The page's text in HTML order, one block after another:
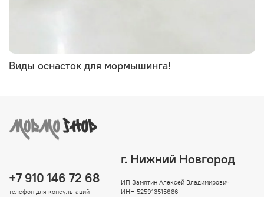
Виды оснасток для мормышинга!
+7 910 146 72 68
телефон для консультаций
г. Нижний Новгород
ИП Замятин Алексей Владимирович
ИНН 525913515686